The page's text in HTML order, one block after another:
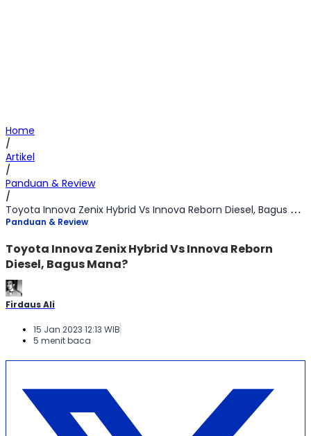
Home
/
Artikel
/
Panduan & Review
/
Toyota Innova Zenix Hybrid Vs Innova Reborn Diesel, Bagus Mana?
Panduan & Review
Toyota Innova Zenix Hybrid Vs Innova Reborn
Diesel, Bagus Mana?
Firdaus Ali
15 Jan 2023 12:13 WIB
5 menit baca